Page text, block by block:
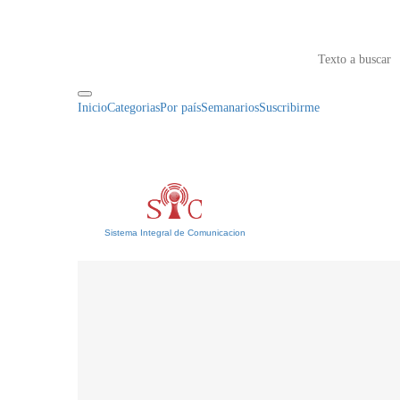
InicioCategoriasPor paísSemanariosSuscribirme
Sistema Integral de Comunicacion